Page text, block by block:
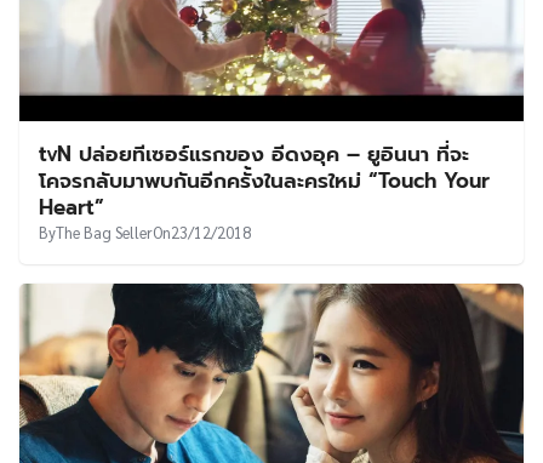
tvN ปล่อยทีเซอร์แรกของ อีดงอุค – ยูอินนา ที่จะ
โคจรกลับมาพบกันอีกครั้งในละครใหม่ “Touch Your
Heart”
ByThe Bag SellerOn23/12/2018